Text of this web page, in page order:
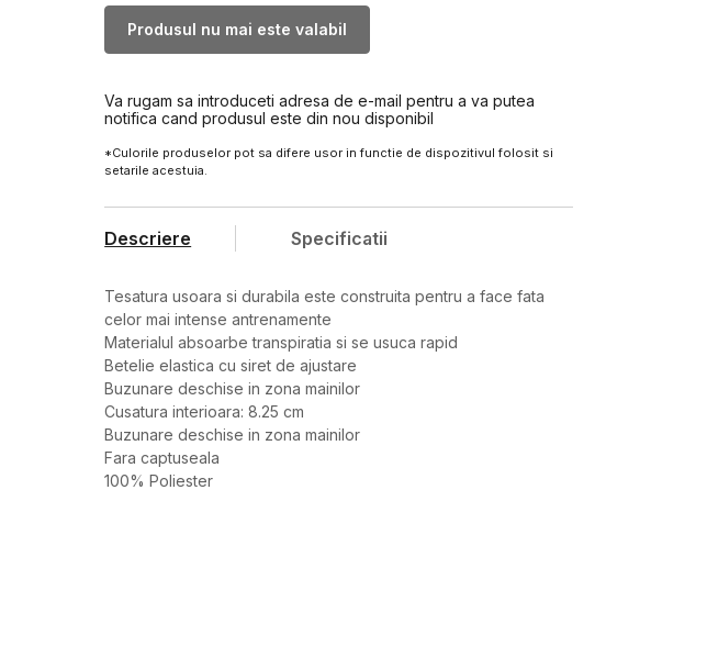
Produsul nu mai este valabil
Va rugam sa introduceti adresa de e-mail pentru a va putea
notifica cand produsul este din nou disponibil
*Culorile produselor pot sa difere usor in functie de dispozitivul folosit si
setarile acestuia.
Descriere Specificatii
Tesatura usoara si durabila este construita pentru a face fata
celor mai intense antrenamente
Materialul absoarbe transpiratia si se usuca rapid
Betelie elastica cu siret de ajustare
Buzunare deschise in zona mainilor
Cusatura interioara: 8.25 cm
Buzunare deschise in zona mainilor
Fara captuseala
100% Poliester